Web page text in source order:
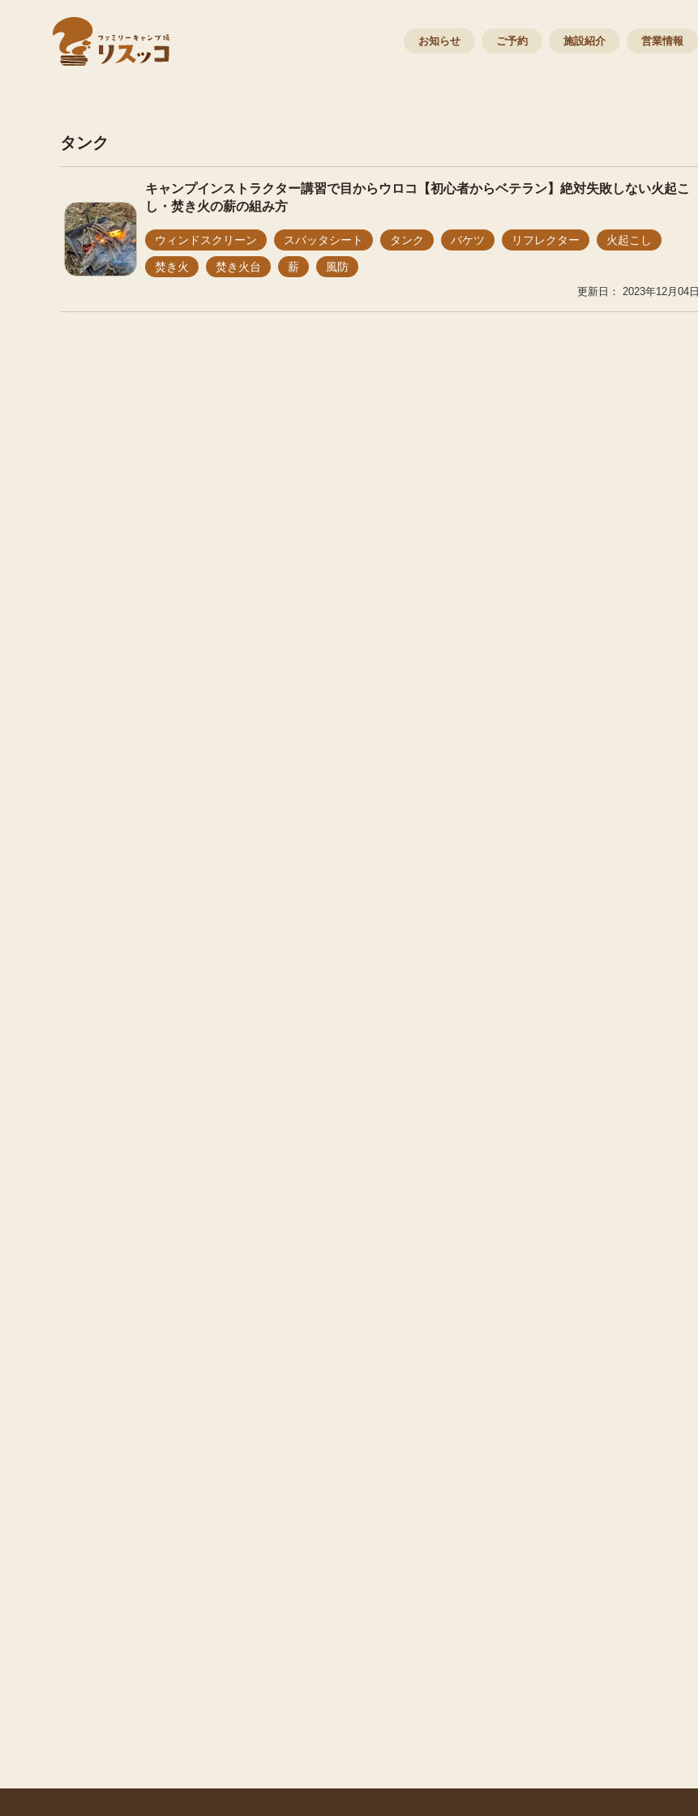
お知らせ ご予約 施設紹介 営業情報
タンク
キャンプインストラクター講習で目からウロコ【初心者からベテラン】絶対失敗しない火起こ
し・焚き火の薪の組み方
ウィンドスクリーン スパッタシート タンク バケツ リフレクター 火起こし
焚き火 焚き火台 薪 風防
2023年12月04日